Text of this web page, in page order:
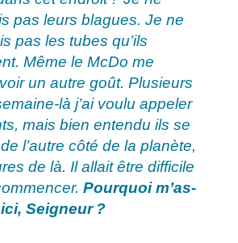
pas leurs blagues. Je ne
pas les tubes qu’ils
Même le McDo me
un autre goût. Plusieurs
là j’ai voulu appeler
mais bien entendu ils se
l’autre côté de la planète,
de là. Il allait être difficile
Pourquoi m’as-
Seigneur ?